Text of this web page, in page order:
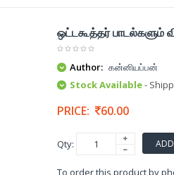
ஒட்டகூத்தர் பாடல்களும்
Author: கன்னியப்பன்
Stock Available-
PRICE: 60.00
Qty:
To order this product by